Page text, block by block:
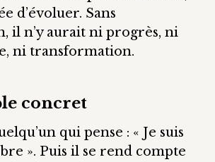
d’évoluer. Sans
il n’y aurait ni progrès, ni
ni transformation.
concret
qui pense : « Je suis
». Puis il se rend compte